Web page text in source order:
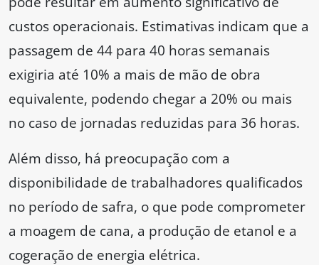
custos operacionais. Estimativas indicam que a
passagem de 44 para 40 horas semanais
exigiria até 10% a mais de mão de obra
equivalente, podendo chegar a 20% ou mais
no caso de jornadas reduzidas para 36 horas.
Além disso, há preocupação com a
disponibilidade de trabalhadores qualificados
no período de safra, o que pode comprometer
a moagem de cana, a produção de etanol e a
cogeração de energia elétrica.